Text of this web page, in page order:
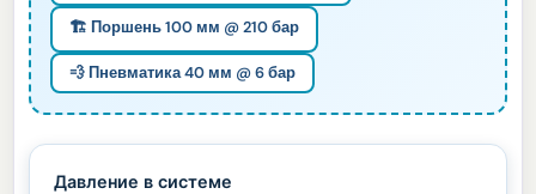
🏗️ Поршень 100 мм @ 210 бар
💨 Пневматика 40 мм @ 6 бар
Давление в системе